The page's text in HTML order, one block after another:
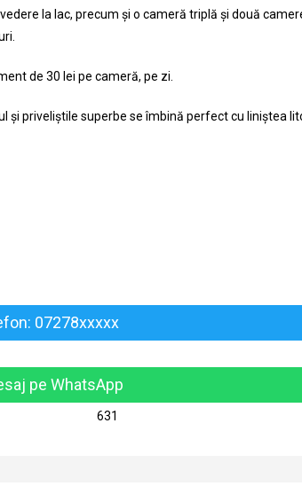
la lac, precum și o cameră triplă și două
de 30 lei pe cameră, pe zi.
și priveliștile superbe se îmbină perfect cu liniștea
07278xxxxx
pe WhatsApp
631